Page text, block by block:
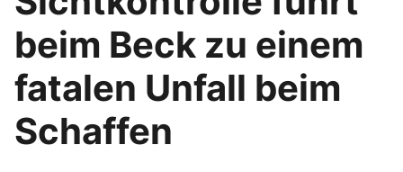
beim Beck zu einem
fatalen Unfall beim
Schaffen